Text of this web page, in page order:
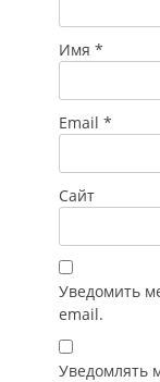
Имя *
Email *
Сайт
Уведомить
email.
Уведомлять